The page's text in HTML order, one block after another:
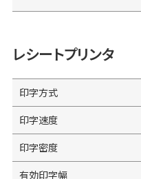
レシートプリンタ
印字方式
印字速度
印字密度
有効印字幅